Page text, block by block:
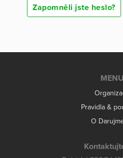
Zapomněli jste heslo?
MENU
Pravidla &
O